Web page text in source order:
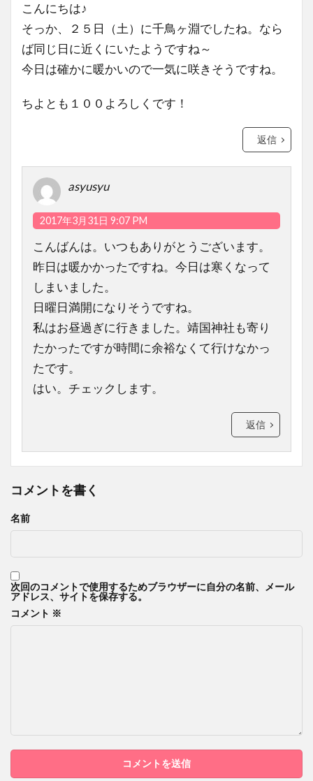
こんにちは♪
そっか、２５日（土）に千鳥ヶ淵でしたね。なら
ば同じ日に近くにいたようですね～
今日は確かに暖かいので一気に咲きそうですね。
ちよとも１００よろしくです！
返信
asyusyu
2017年3月31日 9:07 PM
こんばんは。いつもありがとうございます。
昨日は暖かかったですね。今日は寒くなって
しまいました。
日曜日満開になりそうですね。
私はお昼過ぎに行きました。靖国神社も寄り
たかったですが時間に余裕なくて行けなかっ
たです。
はい。チェックします。
返信
コメントを書く
名前
次回のコメントで使用するためブラウザーに自分の名前、メール
アドレス、サイトを保存する。
コメント ※